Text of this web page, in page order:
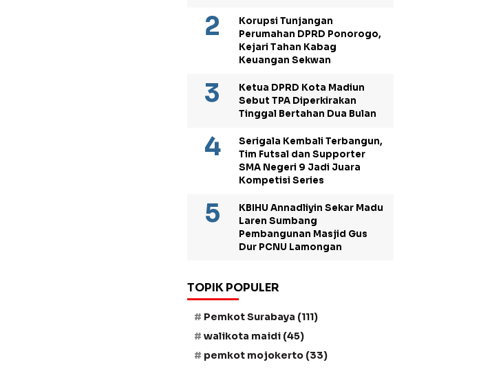
Korupsi Tunjangan
Perumahan DPRD Ponorogo,
Kejari Tahan Kabag
Keuangan Sekwan
Ketua DPRD Kota Madiun
Sebut TPA Diperkirakan
Tinggal Bertahan Dua Bulan
Serigala Kembali Terbangun,
Tim Futsal dan Supporter
SMA Negeri 9 Jadi Juara
Kompetisi Series
KBIHU Annadliyin Sekar Madu
Laren Sumbang
Pembangunan Masjid Gus
Dur PCNU Lamongan
TOPIK POPULER
Pemkot Surabaya (111)
walikota maidi (45)
pemkot mojokerto (33)